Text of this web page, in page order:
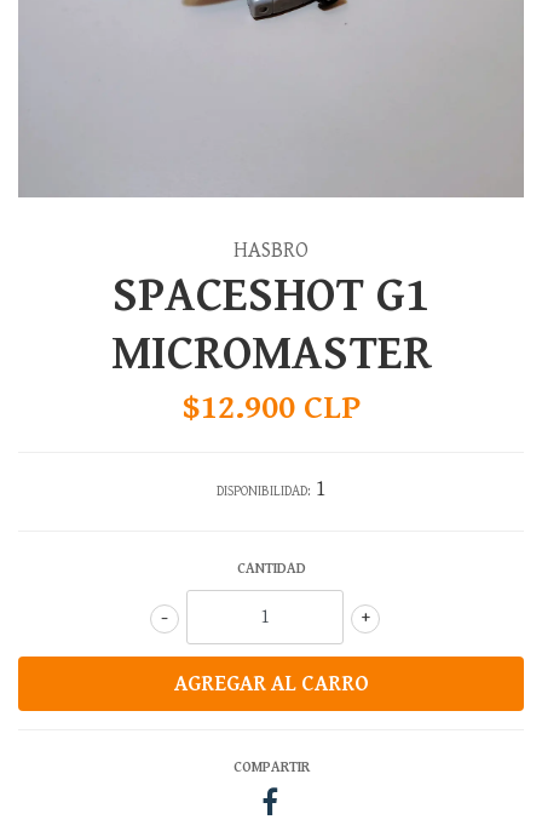
HASBRO
SPACESHOT G1
MICROMASTER
$12.900 CLP
DISPONIBILIDAD: 1
CANTIDAD
+
-
COMPARTIR